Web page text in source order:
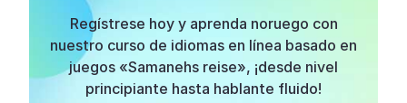
Regístrese hoy y aprenda noruego con
nuestro curso de idiomas en línea basado en
juegos «Samanehs reise», ¡desde nivel
principiante hasta hablante fluido!